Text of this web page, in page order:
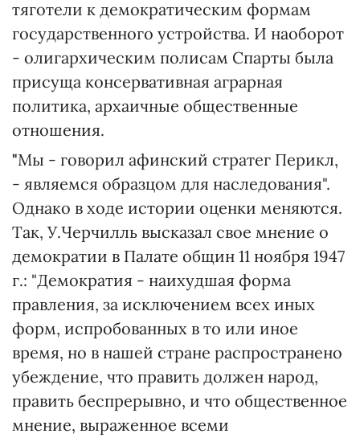
тяготели к демократическим формам
государственного устройства. И наоборот
- олигархическим полисам Спарты была
присуща консервативная аграрная
политика, архаичные общественные
отношения.
"Мы - говорил афинский стратег Перикл,
- являемся образцом для наследования".
Однако в ходе истории оценки меняются.
Так, У.Черчилль высказал свое мнение о
демократии в Палате общин 11 ноября 1947
г.: "Демократия - наихудшая форма
правления, за исключением всех иных
форм, испробованных в то или иное
время, но в нашей стране распространено
убеждение, что править должен народ,
править беспрерывно, и что общественное
мнение, выраженное всеми